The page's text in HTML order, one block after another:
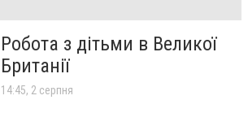
Робота з дітьми в Великої
Британії
14:45, 2 серпня